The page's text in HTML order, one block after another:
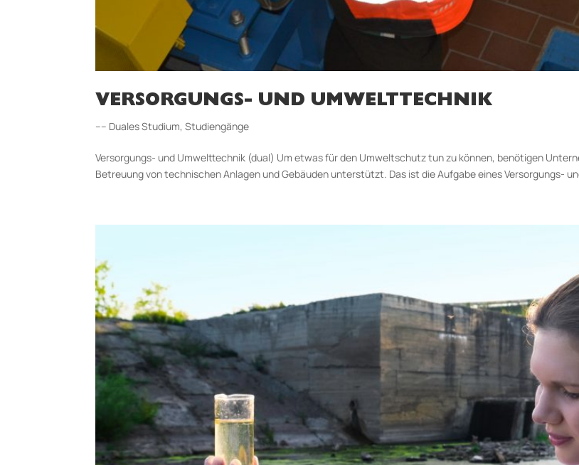
VERSORGUNGS- UND UMWELTTECHNIK
–– Duales Studium,Studiengänge
Versorgungs- und Umwelttechnik (dual) Um etwas für den Umweltschutz tun zu können, benötigen
Betreuung von technischen Anlagen und Gebäuden unterstützt. Das ist die Aufgabe eines Versorgungs-